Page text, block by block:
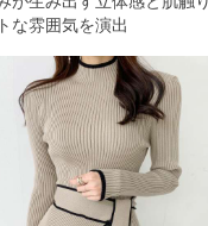
な雰囲気を演出